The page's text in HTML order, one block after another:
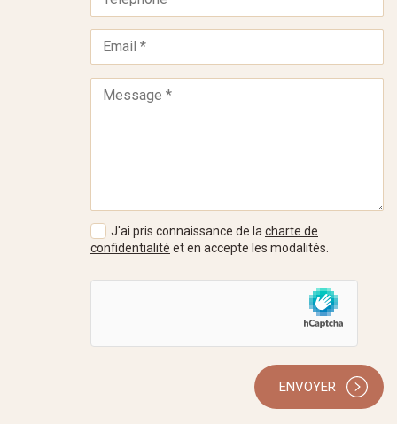
J'ai pris connaissance de lacharte de
confidentialité et en accepte les modalités.
ENVOYER